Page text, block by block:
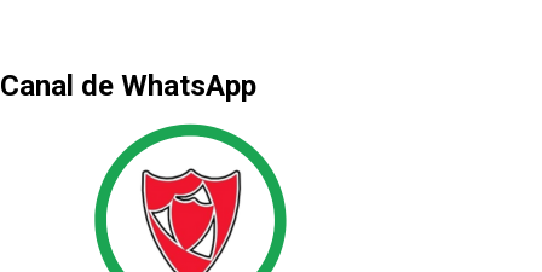
Canal de WhatsApp